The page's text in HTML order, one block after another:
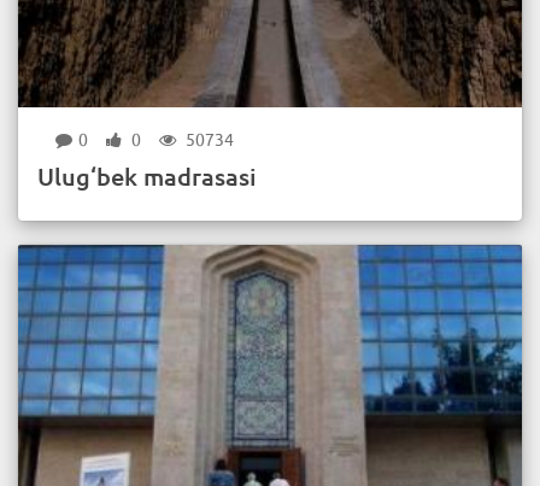
0 0 50734
Ulug‘bek madrasasi